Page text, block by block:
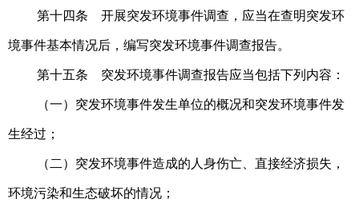
第十四条 开展突发环境事件调查，应当在查明突发环
境事件基本情况后，编写突发环境事件调查报告。
第十五条 突发环境事件调查报告应当包括下列内容：
（一）突发环境事件发生单位的概况和突发环境事件发
生经过；
（二）突发环境事件造成的人身伤亡、直接经济损失，
环境污染和生态破坏的情况；